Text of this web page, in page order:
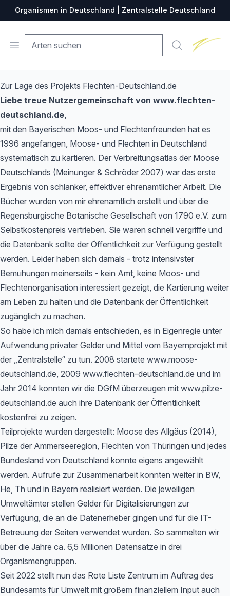
Organismen in Deutschland | Zentralstelle Deutschland
Open menu Suche
Zur Lage des Projekts Flechten-Deutschland.de
Liebe treue Nutzergemeinschaft von www.flechten-
deutschland.de,
mit den Bayerischen Moos- und Flechtenfreunden hat es
1996 angefangen, Moose- und Flechten in Deutschland
systematisch zu kartieren. Der Verbreitungsatlas der Moose
Deutschlands (Meinunger & Schröder 2007) war das erste
Ergebnis von schlanker, effektiver ehrenamtlicher Arbeit. Die
Bücher wurden von mir ehrenamtlich erstellt und über die
Regensburgische Botanische Gesellschaft von 1790 e.V. zum
Selbstkostenpreis vertrieben. Sie waren schnell vergriffe und
die Datenbank sollte der Öffentlichkeit zur Verfügung gestellt
werden. Leider haben sich damals - trotz intensivster
Bemühungen meinerseits - kein Amt, keine Moos- und
Flechtenorganisation interessiert gezeigt, die Kartierung weiter
am Leben zu halten und die Datenbank der Öffentlichkeit
zugänglich zu machen.
So habe ich mich damals entschieden, es in Eigenregie unter
Aufwendung privater Gelder und Mittel vom Bayernprojekt mit
der „Zentralstelle“ zu tun. 2008 startete www.moose-
deutschland.de, 2009 www.flechten-deutschland.de und im
Jahr 2014 konnten wir die DGfM überzeugen mit www.pilze-
deutschland.de auch ihre Datenbank der Öffentlichkeit
kostenfrei zu zeigen.
Teilprojekte wurden dargestellt: Moose des Allgäus (2014),
Pilze der Ammerseeregion, Flechten von Thüringen und jedes
Bundesland von Deutschland konnte eigens angewählt
werden. Aufrufe zur Zusammenarbeit konnten weiter in BW,
He, Th und in Bayern realisiert werden. Die jeweiligen
Umweltämter stellen Gelder für Digitalisierungen zur
Verfügung, die an die Datenerheber gingen und für die IT-
Betreuung der Seiten verwendet wurden. So sammelten wir
über die Jahre ca. 6,5 Millionen Datensätze in drei
Organismengruppen.
Seit 2022 stellt nun das Rote Liste Zentrum im Auftrag des
Bundesamts für Umwelt mit großem finanziellem Input auch